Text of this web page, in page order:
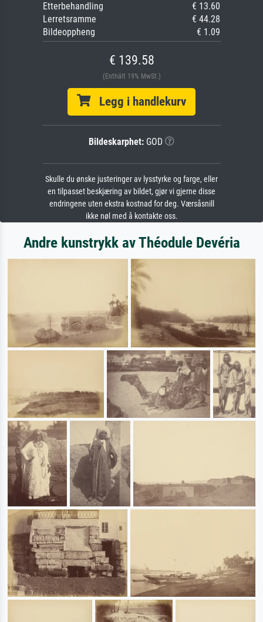
Etterbehandling
€ 13.60
Lerretsramme
€ 44.28
Bildeoppheng
€ 1.09
€ 139.58
(Enthält 19% MwSt.)
Legg i handlekurv
Bildeskarphet: GOD
Skulle du ønske justeringer av lysstyrke og farge, eller
en tilpasset beskjæring av bildet, gjør vi gjerne disse
endringene uten ekstra kostnad for deg. Værsåsnill
ikke nøl med å kontakte oss.
Andre kunstrykk av Théodule Devéria